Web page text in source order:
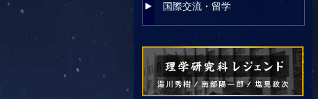
国際交流・留学